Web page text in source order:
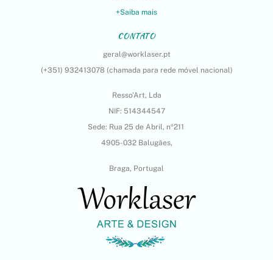
+Saiba mais
CONTATO
geral@worklaser.pt
(+351) 932413078 (chamada para rede móvel nacional)
Resso’Art, Lda
NIF: 514344547
Sede: Rua 25 de Abril, nº211
4905-032 Balugães,
Braga, Portugal